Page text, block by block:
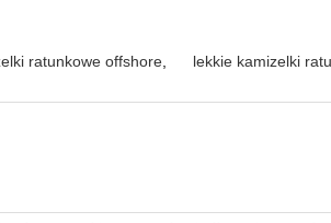
ratunkowe offshore lekkie kamizelki